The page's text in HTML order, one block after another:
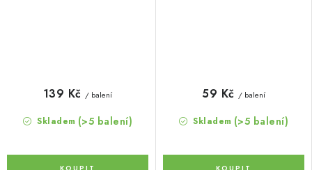
Skladem (>5 balení)
139 Kč / balení
Skladem (>5 balení)
59 Kč / balení